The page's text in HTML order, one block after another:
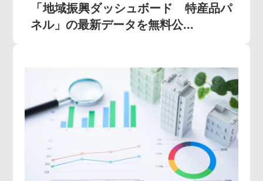
「地域振興ダッシュボード 特産品パ
ネル」の最新データを無料公...